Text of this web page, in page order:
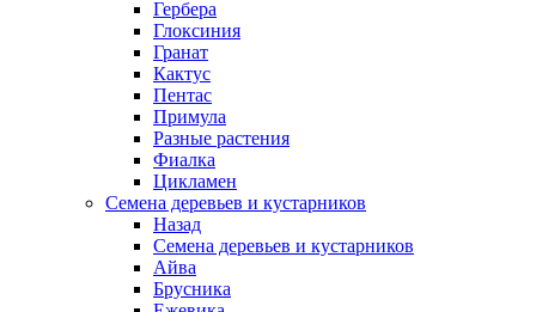
Гербера
Глоксиния
Гранат
Кактус
Пентас
Примула
Разные растения
Фиалка
Цикламен
Семена деревьев и кустарников
Назад
Семена деревьев и кустарников
Айва
Брусника